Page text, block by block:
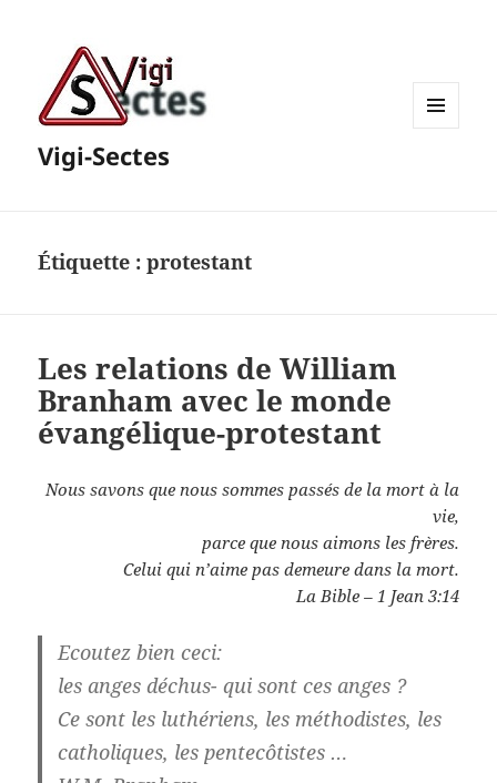
Vigi-Sectes
Étiquette :protestant
Les relations de William
Branham avec le monde
évangélique-protestant
Nous savons que nous sommes passés de la mort à la
vie,
parce que nous aimons les frères.
Celui qui n’aime pas demeure dans la mort.
La Bible – 1 Jean 3:14
Ecoutez bien ceci:
les anges déchus- qui sont ces anges ?
Ce sont les luthériens, les méthodistes, les
catholiques, les pentecôtistes …